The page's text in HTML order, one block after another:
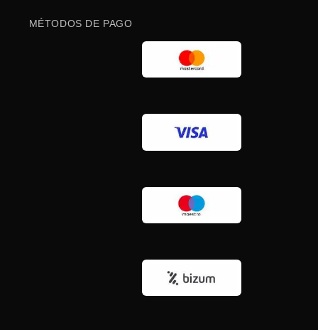
MÉTODOS DE PAGO